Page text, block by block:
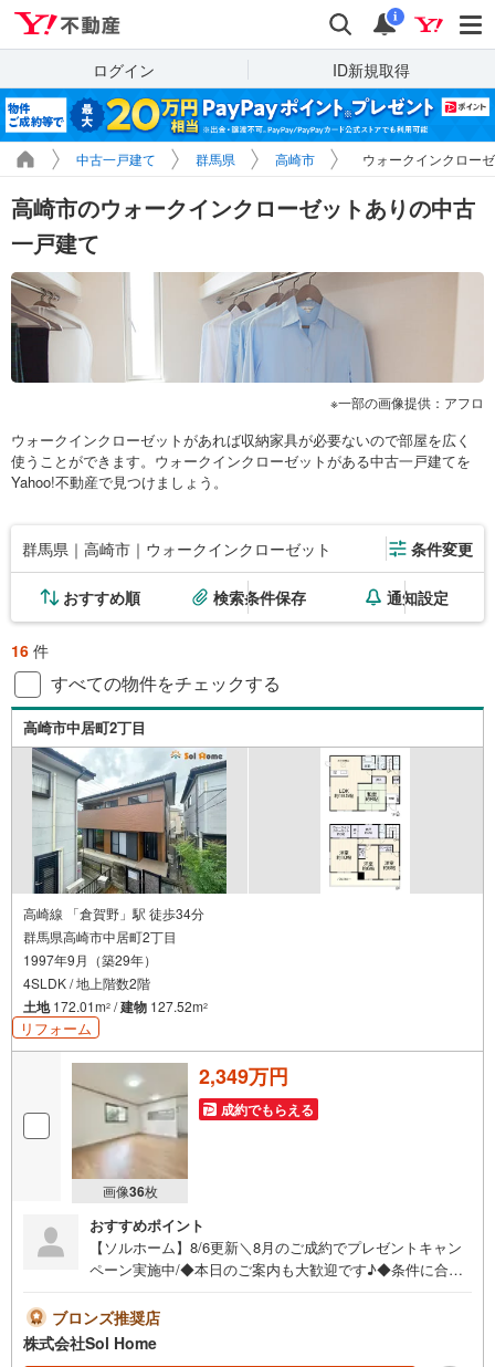
検索 通知
i
ログイン ID新規取得
中古一戸建て 群馬県 高崎市 ウォークインクロー
高崎市のウォークインクローゼットありの中古
一戸建て
一部の画像提供：アフロ
ウォークインクローゼットがあれば収納家具が必要ないので部屋を広く
使うことができます。ウォークインクローゼットがある中古一戸建てを
Yahoo!不動産で見つけましょう。
群馬県｜高崎市｜ウォークインクローゼット 条件変更
おすすめ順 検索条件保存 通知設定
16 件
すべての物件をチェックする
高崎市中居町2丁目
高崎線 「倉賀野」駅 徒歩34分
群馬県高崎市中居町2丁目
1997年9月（築29年）
4SLDK / 地上階数2階
土地172.01m2 /建物 127.52m2
リフォーム
画像36枚
2,349万円
成約でもらえる
おすすめポイント
【ソルホーム】8/6更新＼8月のご成約でプレゼントキャン
ペーン実施中/◆本日のご案内も大歓迎です♪◆条件に合っ
欲しい、ローン相談をしたい、小さな疑問なども大歓迎で
す♪》＝＝＝＝＝＝＝＝＝＝＝＝＝＝＝＝＝＝＝＝＝＝＝
ブロンズ推奨店
株式会社Sol Home